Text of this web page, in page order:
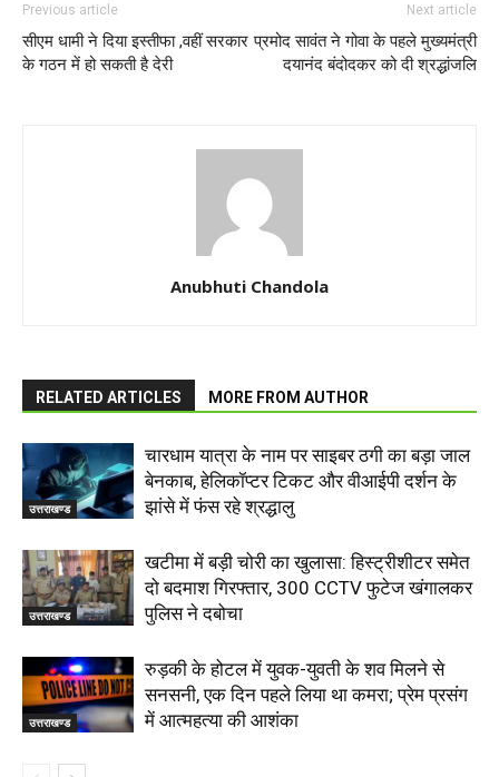
Previous article
सीएम धामी ने दिया इस्तीफा ,वहीं सरकार
के गठन में हो सकती है देरी
Next article
प्रमोद सावंत ने गोवा के पहले मुख्यमंत्री
दयानंद बंदोदकर को दी श्रद्धांजलि
Anubhuti Chandola
RELATED ARTICLES MORE FROM AUTHOR
उत्तराखण्ड
चारधाम यात्रा के नाम पर साइबर ठगी का बड़ा जाल
बेनकाब, हेलिकॉप्टर टिकट और वीआईपी दर्शन के
झांसे में फंस रहे श्रद्धालु
उत्तराखण्ड
खटीमा में बड़ी चोरी का खुलासा: हिस्ट्रीशीटर समेत
दो बदमाश गिरफ्तार, 300 CCTV फुटेज खंगालकर
पुलिस ने दबोचा
उत्तराखण्ड
रुड़की के होटल में युवक-युवती के शव मिलने से
सनसनी, एक दिन पहले लिया था कमरा; प्रेम प्रसंग
में आत्महत्या की आशंका